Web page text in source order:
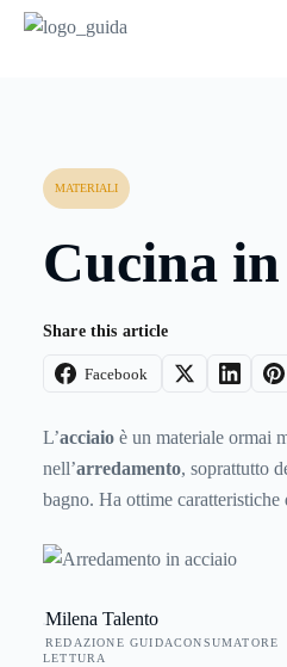
MATERIALI
Cucina
Share this article
Facebook
L’acciaio è un materiale ormai
nell’arredamento, soprattutto
bagno. Ha ottime caratteristiche
ovviamente ha anche dei difetti.
nell'arredamento e quali sono i
sceglierlo oppure scartarlo.
Milena Talento
REDAZIONE GUIDACONSUMATORE
LETTURA